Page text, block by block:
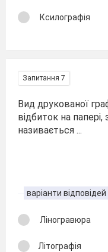
Ксилографія
Запитання 7
Вид друкованої
відбиток на
називається ...
варіанти відповідей
Ліногравюра
Літографія